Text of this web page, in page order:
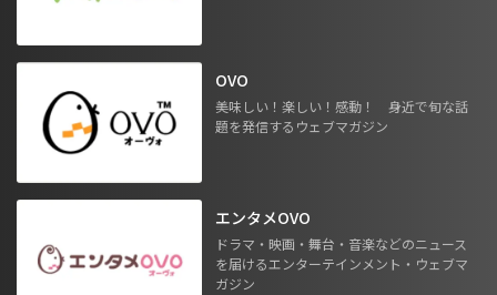
OVO
美味しい！楽しい！感動！ 身近で旬な話
題を発信するウェブマガジン
エンタメOVO
ドラマ・映画・舞台・音楽などのニュース
を届けるエンターテインメント・ウェブマ
ガジン